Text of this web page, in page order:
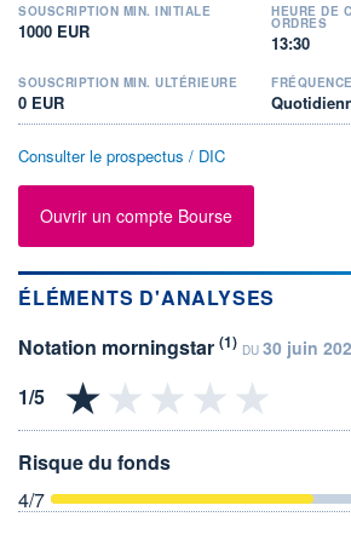
SOUSCRIPTION MIN. INITIALE
1000 EUR
HEURE DE
ORDRES
13:30
SOUSCRIPTION MIN. ULTÉRIEURE
0 EUR
Consulter le prospectus / DIC
Ouvrir un compte Bourse
ÉLÉMENTS D'ANALYSES
Notation morningstar (1) DU 30 juin
Risque du fonds
4/7